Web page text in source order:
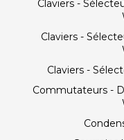
Claviers -
Claviers -
Claviers -
Commutateurs -